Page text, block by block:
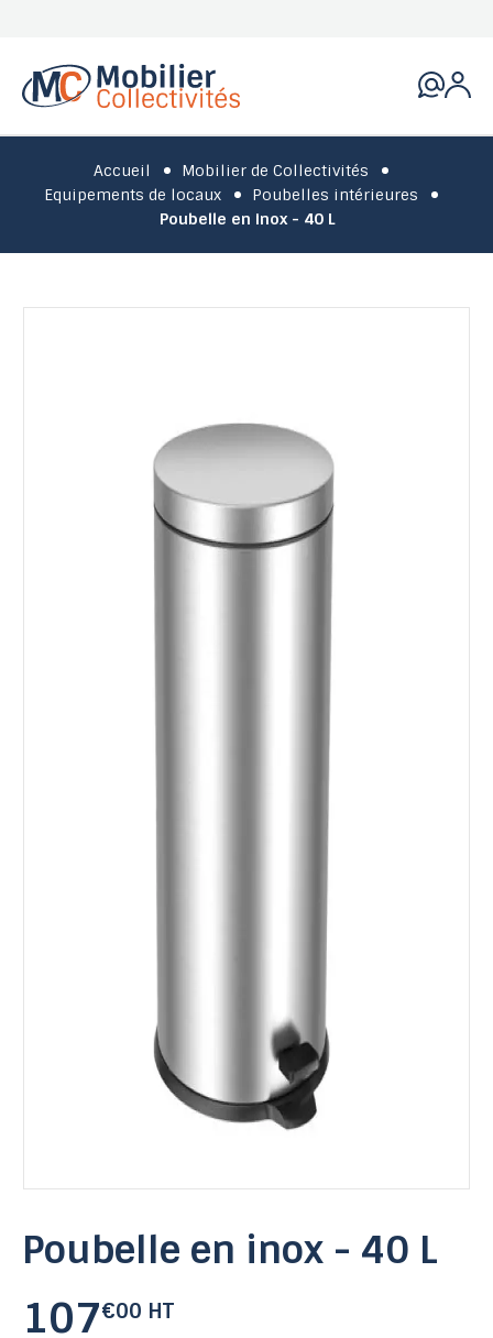
Accueil
Mobilier de Collectivités
Equipements de locaux
Poubelles intérieures
Poubelle en inox - 40 L
Poubelle en inox - 40 L
107€00 HT